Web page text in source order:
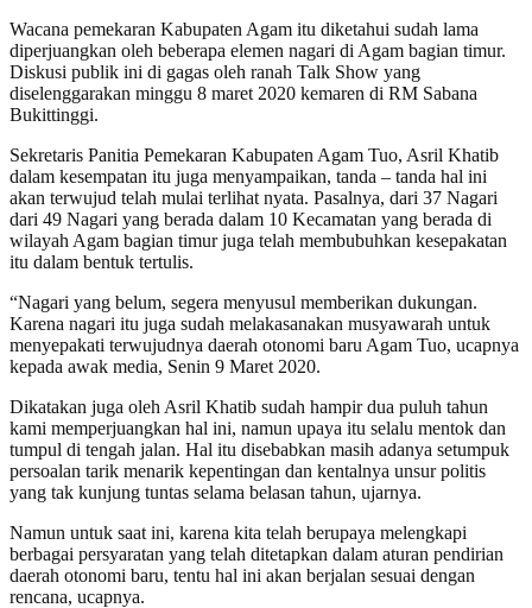
Wacana pemekaran Kabupaten Agam itu diketahui sudah lama
diperjuangkan oleh beberapa elemen nagari di Agam bagian timur.
Diskusi publik ini di gagas oleh ranah Talk Show yang
diselenggarakan minggu 8 maret 2020 kemaren di RM Sabana
Bukittinggi.
Sekretaris Panitia Pemekaran Kabupaten Agam Tuo, Asril Khatib
dalam kesempatan itu juga menyampaikan, tanda – tanda hal ini
akan terwujud telah mulai terlihat nyata. Pasalnya, dari 37 Nagari
dari 49 Nagari yang berada dalam 10 Kecamatan yang berada di
wilayah Agam bagian timur juga telah membubuhkan kesepakatan
itu dalam bentuk tertulis.
“Nagari yang belum, segera menyusul memberikan dukungan.
Karena nagari itu juga sudah melakasanakan musyawarah untuk
menyepakati terwujudnya daerah otonomi baru Agam Tuo, ucapnya
kepada awak media, Senin 9 Maret 2020.
Dikatakan juga oleh Asril Khatib sudah hampir dua puluh tahun
kami memperjuangkan hal ini, namun upaya itu selalu mentok dan
tumpul di tengah jalan. Hal itu disebabkan masih adanya setumpuk
persoalan tarik menarik kepentingan dan kentalnya unsur politis
yang tak kunjung tuntas selama belasan tahun, ujarnya.
Namun untuk saat ini, karena kita telah berupaya melengkapi
berbagai persyaratan yang telah ditetapkan dalam aturan pendirian
daerah otonomi baru, tentu hal ini akan berjalan sesuai dengan
rencana, ucapnya.